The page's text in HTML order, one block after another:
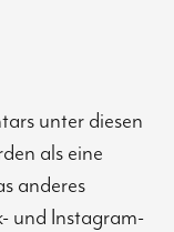
unter diesen
als eine
anderes
und Instagram-